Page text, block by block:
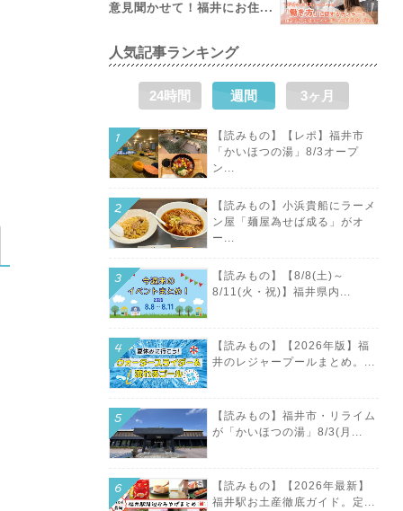
意見聞かせて！福井にお住...
人気記事ランキング
24時間 週間 3ヶ月
【読みもの】【レポ】福井市
「かいほつの湯」8/3オープ
ン...
【読みもの】小浜貴船にラーメ
ン屋「麺屋為せば成る」がオ
ー...
【読みもの】【8/8(土)～
8/11(火・祝)】福井県内...
【読みもの】【2026年版】福
井のレジャープールまとめ。...
【読みもの】福井市・リライム
が「かいほつの湯」8/3(月...
【読みもの】【2026年最新】
福井駅お土産徹底ガイド。定...